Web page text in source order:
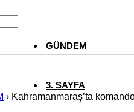
GÜNDEM
3. SAYFA
› Kahramanmaraş’ta